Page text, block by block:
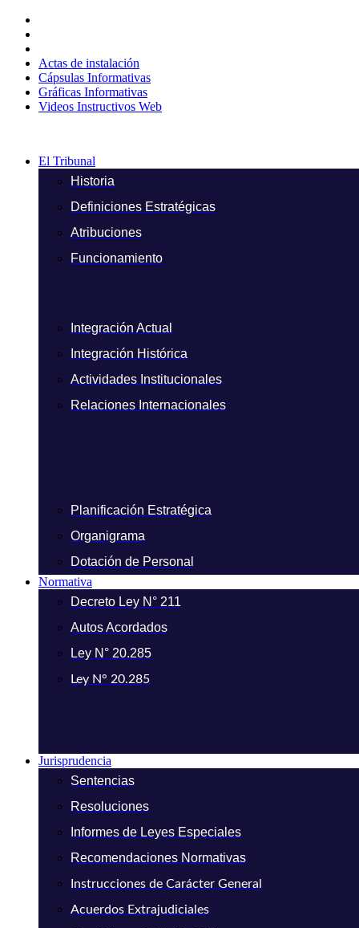
contenido
Actas de instalación
Cápsulas Informativas
Gráficas Informativas
Videos Instructivos Web
El Tribunal
Historia
Definiciones Estratégicas
Atribuciones
Funcionamiento
Integración Actual
Integración Histórica
Actividades Institucionales
Relaciones Internacionales
Planificación Estratégica
Organigrama
Dotación de Personal
Normativa
Decreto Ley N° 211
Autos Acordados
Ley N° 20.285
Ley N° 20.285
Jurisprudencia
Sentencias
Resoluciones
Informes de Leyes Especiales
Recomendaciones Normativas
Instrucciones de Carácter General
Acuerdos Extrajudiciales